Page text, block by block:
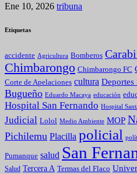
Ene 10, 2026 tribuna
Etiquetas
accidente Agricultura Bomberos
Chimbarongo Chimbarongo FC
Corte de Apelaciones cultura Deportes
Bugueño Eduardo Macaya educación
Hospital San Fernando Hospital
Judicial Lolol Medio Ambiente MOP
Pichilemu Placilla policial
Pumanque salud San
Salud Tercera A Termas del Flaco